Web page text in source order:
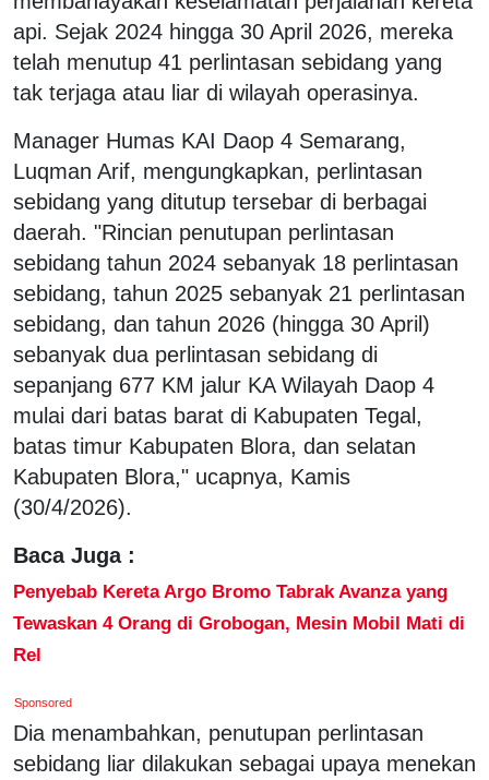
api. Sejak 2024 hingga 30 April 2026, mereka
telah menutup 41 perlintasan sebidang yang
tak terjaga atau liar di wilayah operasinya.
Manager Humas KAI Daop 4 Semarang,
Luqman Arif, mengungkapkan, perlintasan
sebidang yang ditutup tersebar di berbagai
daerah. "Rincian penutupan perlintasan
sebidang tahun 2024 sebanyak 18 perlintasan
sebidang, tahun 2025 sebanyak 21 perlintasan
sebidang, dan tahun 2026 (hingga 30 April)
sebanyak dua perlintasan sebidang di
sepanjang 677 KM jalur KA Wilayah Daop 4
mulai dari batas barat di Kabupaten Tegal,
batas timur Kabupaten Blora, dan selatan
Kabupaten Blora," ucapnya, Kamis
(30/4/2026).
Baca Juga :
Penyebab Kereta Argo Bromo Tabrak Avanza yang
Tewaskan 4 Orang di Grobogan, Mesin Mobil Mati di
Rel
Sponsored
Dia menambahkan, penutupan perlintasan
sebidang liar dilakukan sebagai upaya menekan